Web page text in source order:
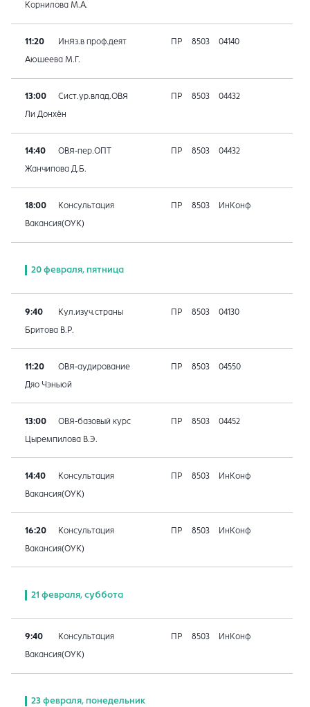
Корнилова М.А.
11:20 ИнЯз.в проф.деят ПР 8503 04140
Аюшеева М.Г.
13:00 Сист.ур.влад.ОВЯ ПР 8503 04432
Ли Донхён
14:40 ОВЯ-пер.ОПТ ПР 8503 04432
Жанчипова Д.Б.
18:00 Консультация ПР 8503 ИнКонф
Вакансия(ОУК)
20 февраля, пятница
9:40 Кул.изуч.страны ПР 8503 04130
Бритова В.Р.
11:20 ОВЯ-аудирование ПР 8503 04550
Дяо Чэньюй
13:00 ОВЯ-базовый курс ПР 8503 04452
Цыремпилова В.Э.
14:40 Консультация ПР 8503 ИнКонф
Вакансия(ОУК)
16:20 Консультация ПР 8503 ИнКонф
Вакансия(ОУК)
21 февраля, суббота
9:40 Консультация ПР 8503 ИнКонф
Вакансия(ОУК)
23 февраля, понедельник